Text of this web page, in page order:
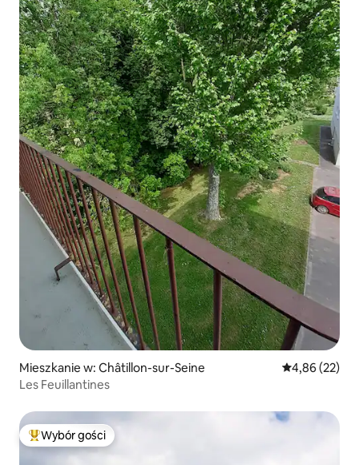
Mieszkanie w: Châtillon-sur-Seine Średnia
4,86 (22)
Les Feuillantines
Najpopularniejsze z kategorii Wybór gości
Wybór gości